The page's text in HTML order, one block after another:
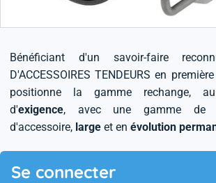
Bénéficiant d'un savoir-faire
D'ACCESSOIRES TENDEURS en
positionne la gamme rechange,
d'exigence, avec une gamme de
d'accessoire, large et en évolution
Se connecter